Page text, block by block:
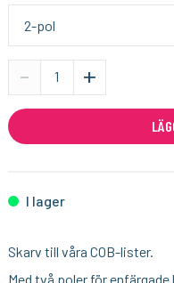
- +
I lager
Skarv till våra COB-lister.
Med två poler för enfärgade